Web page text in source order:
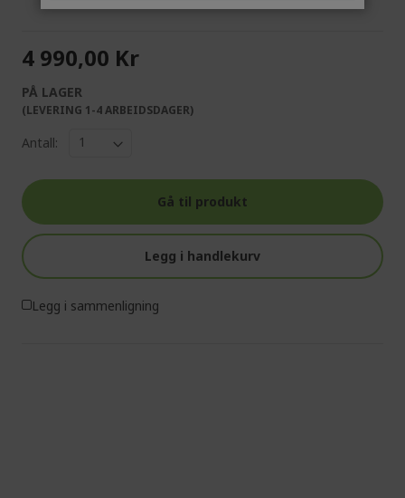
4 990,00 Kr
PÅ LAGER
(LEVERING 1-4 ARBEIDSDAGER)
Antall:
Gå til produkt
Legg i handlekurv
Legg i sammenligning